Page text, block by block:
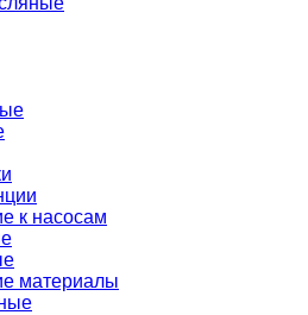
к насосам
материалы